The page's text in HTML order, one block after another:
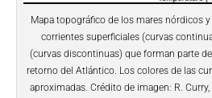
Mapa topográfico de los mares nórdicos
corrientes superficiales (curvas
(curvas discontinuas) que forman parte
retorno del Atlántico. Los colores de las
aproximadas. Crédito de imagen: R.